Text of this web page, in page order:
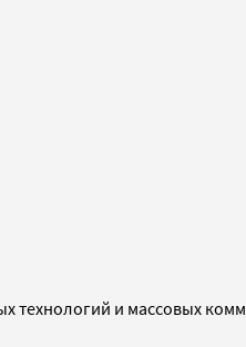
технологий и массовых